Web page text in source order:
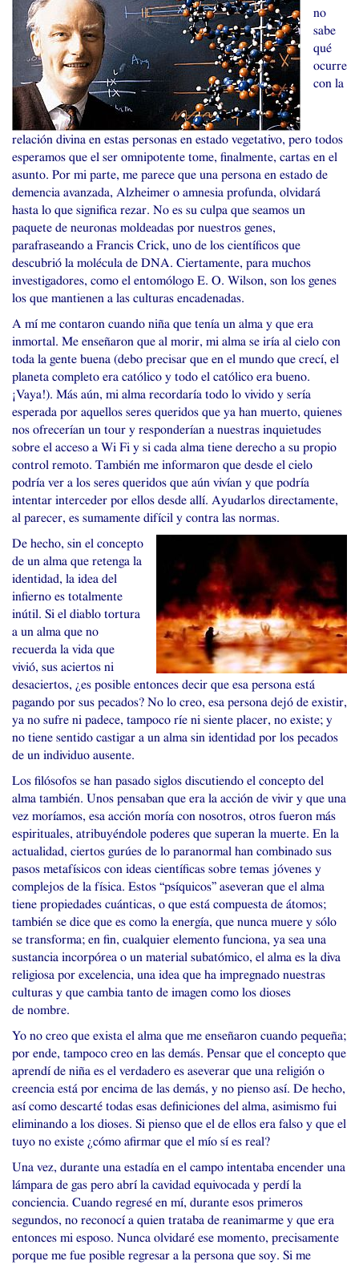
no
sabe
qué
ocurre
con la
relación divina en estas personas en estado vegetativo, pero todos
esperamos que el ser omnipotente tome, finalmente, cartas en el
asunto. Por mi parte, me parece que una persona en estado de
demencia avanzada, Alzheimer o amnesia profunda, olvidará
hasta lo que significa rezar. No es su culpa que seamos un
paquete de neuronas moldeadas por nuestros genes,
parafraseando a Francis Crick, uno de los científicos que
descubrió la molécula de DNA. Ciertamente, para muchos
investigadores, como el entomólogo E. O. Wilson, son los genes
los que mantienen a las culturas encadenadas.
A mí me contaron cuando niña que tenía un alma y que era
inmortal. Me enseñaron que al morir, mi alma se iría al cielo con
toda la gente buena (debo precisar que en el mundo que crecí, el
planeta completo era católico y todo el católico era bueno.
¡Vaya!). Más aún, mi alma recordaría todo lo vivido y sería
esperada por aquellos seres queridos que ya han muerto, quienes
nos ofrecerían un tour y responderían a nuestras inquietudes
sobre el acceso a Wi Fi y si cada alma tiene derecho a su propio
control remoto. También me informaron que desde el cielo
podría ver a los seres queridos que aún vivían y que podría
intentar interceder por ellos desde allí. Ayudarlos directamente,
al parecer, es sumamente difícil y contra las normas.
De hecho, sin el concepto
de un alma que retenga la
identidad, la idea del
infierno es totalmente
inútil. Si el diablo tortura
a un alma que no
recuerda la vida que
vivió, sus aciertos ni
desaciertos, ¿es posible entonces decir que esa persona está
pagando por sus pecados? No lo creo, esa persona dejó de existir,
ya no sufre ni padece, tampoco ríe ni siente placer, no existe; y
no tiene sentido castigar a un alma sin identidad por los pecados
de un individuo ausente.
Los filósofos se han pasado siglos discutiendo el concepto del
alma también. Unos pensaban que era la acción de vivir y que una
vez moríamos, esa acción moría con nosotros, otros fueron más
espirituales, atribuyéndole poderes que superan la muerte. En la
actualidad, ciertos gurúes de lo paranormal han combinado sus
pasos metafísicos con ideas científicas sobre temas jóvenes y
complejos de la física. Estos “psíquicos” aseveran que el alma
tiene propiedades cuánticas, o que está compuesta de átomos;
también se dice que es como la energía, que nunca muere y sólo
se transforma; en fin, cualquier elemento funciona, ya sea una
sustancia incorpórea o un material subatómico, el alma es la diva
religiosa por excelencia, una idea que ha impregnado nuestras
culturas y que cambia tanto de imagen como los dioses
de nombre.
Yo no creo que exista el alma que me enseñaron cuando pequeña;
por ende, tampoco creo en las demás. Pensar que el concepto que
aprendí de niña es el verdadero es aseverar que una religión o
creencia está por encima de las demás, y no pienso así. De hecho,
así como descarté todas esas definiciones del alma, asimismo fui
eliminando a los dioses. Si pienso que el de ellos era falso y que el
tuyo no existe ¿cómo afirmar que el mío sí es real?
Una vez, durante una estadía en el campo intentaba encender una
lámpara de gas pero abrí la cavidad equivocada y perdí la
conciencia. Cuando regresé en mí, durante esos primeros
segundos, no reconocí a quien trataba de reanimarme y que era
entonces mi esposo. Nunca olvidaré ese momento, precisamente
porque me fue posible regresar a la persona que soy. Si me